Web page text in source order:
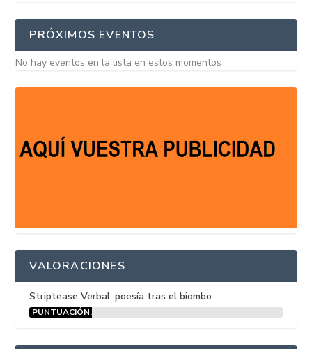
PRÓXIMOS EVENTOS
No hay eventos en la lista en estos momentos
VALORACIONES
Striptease Verbal: poesía tras el biombo
PUNTUACIÓN: